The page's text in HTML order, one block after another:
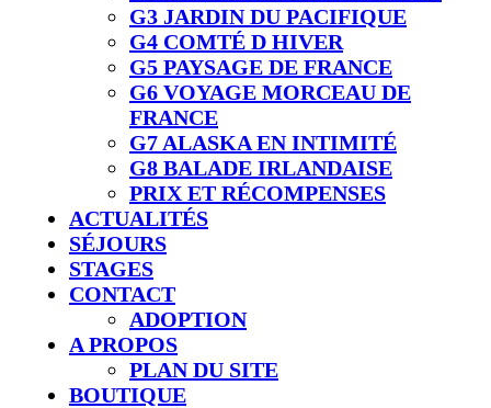
G3 JARDIN DU PACIFIQUE
G4 COMTÉ D HIVER​
G5 PAYSAGE DE FRANCE
G6 VOYAGE MORCEAU DE
FRANCE
G7 ALASKA EN INTIMITÉ
G8 BALADE IRLANDAISE
PRIX ET RÉCOMPENSES
ACTUALITÉS
SÉJOURS
STAGES
CONTACT
ADOPTION
A PROPOS
PLAN DU SITE
BOUTIQUE